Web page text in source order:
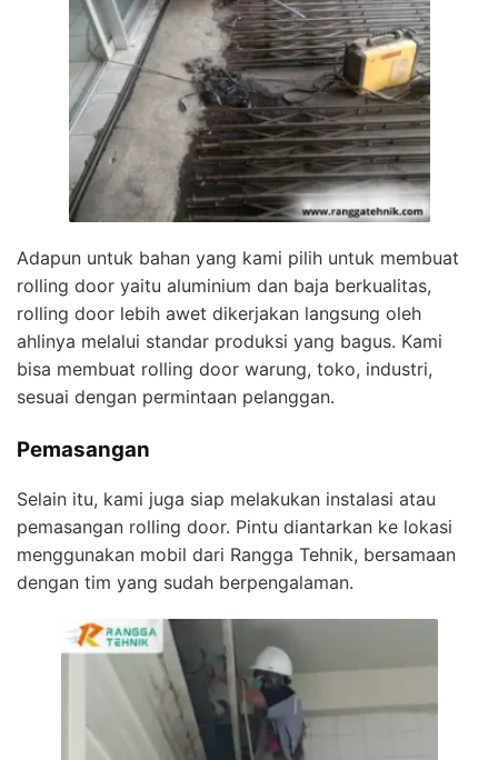
Adapun untuk bahan yang kami pilih untuk membuat
rolling door yaitu aluminium dan baja berkualitas,
rolling door lebih awet dikerjakan langsung oleh
ahlinya melalui standar produksi yang bagus. Kami
bisa membuat rolling door warung, toko, industri,
sesuai dengan permintaan pelanggan.
Pemasangan
Selain itu, kami juga siap melakukan instalasi atau
pemasangan rolling door. Pintu diantarkan ke lokasi
menggunakan mobil dari Rangga Tehnik, bersamaan
dengan tim yang sudah berpengalaman.